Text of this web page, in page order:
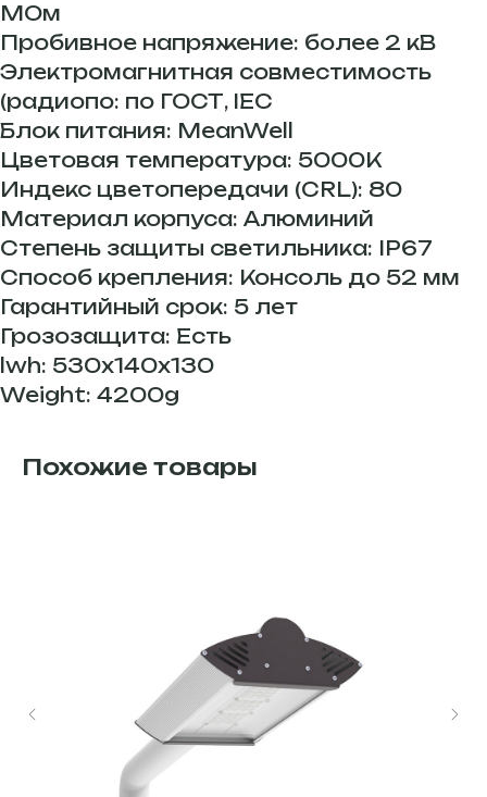
МОм
Пробивное напряжение: более 2 кВ
Электромагнитная совместимость
(радиопо: по ГОСТ, IEC
Блок питания: MeanWell
Цветовая температура: 5000K
Индекс цветопередачи (CRL): 80
Материал корпуса: Алюминий
Степень защиты светильника: IP67
Способ крепления: Консоль до 52 мм
Гарантийный срок: 5 лет
Грозозащита: Есть
lwh: 530x140x130
Weight: 4200g
Похожие товары